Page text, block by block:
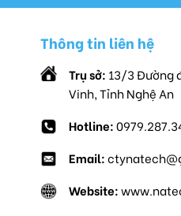
Thông tin liên hệ
Trụ sở: 13/3 Đường
Vinh, Tỉnh Nghệ An
Hotline:
Email:
Website: